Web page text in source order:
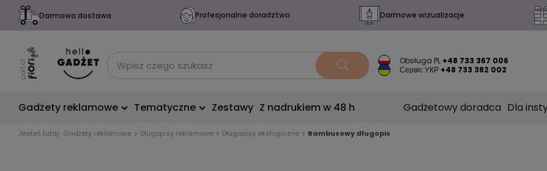
Darmowa dostawa Profesjonalne doradztwo Darmowe wizualizacje
Obsługa PL +48 733 367 006
Сервіс УКР +48 733 382 002
Gadżety reklamowe Tematyczne Zestawy Z nadrukiem w 48 h Gadżetowy doradca Dla
Jesteś tutaj: Gadżety reklamowe Długopisy reklamowe Długopisy ekologiczne Bambusowy długopis